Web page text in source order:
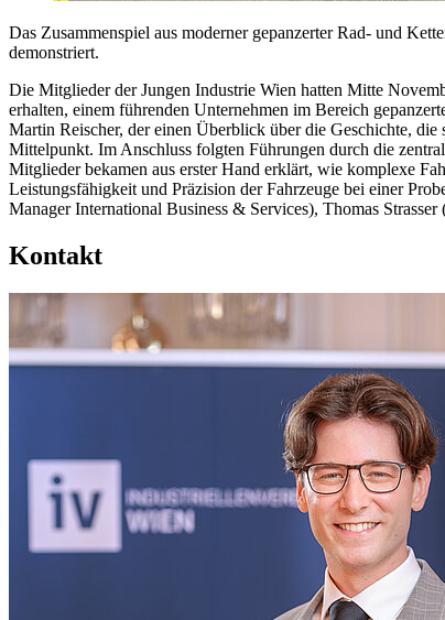
Das Zusammenspiel aus moderner gepanzerter Rad- und
demonstriert.
Die Mitglieder der Jungen Industrie Wien hatten Mitte
erhalten, einem führenden Unternehmen im Bereich
Martin Reischer, der einen Überblick über die Geschichte,
Mittelpunkt. Im Anschluss folgten Führungen durch die
Mitglieder bekamen aus erster Hand erklärt, wie komplexe
Leistungsfähigkeit und Präzision der Fahrzeuge bei einer
Manager International Business & Services), Thomas
Kontakt